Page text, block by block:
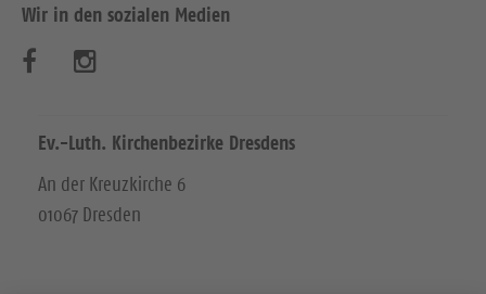
Wir in den sozialen Medien
s
u
c
s
u
c
Ev.-Luth. Kirchenbezirke Dresdens
An der Kreuzkirche 6
01067 Dresden